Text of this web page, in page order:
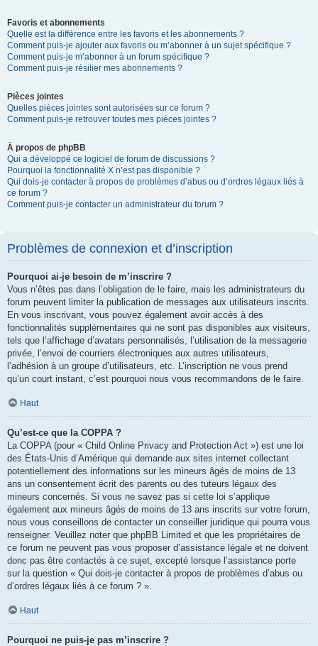
Favoris et abonnements
Quelle est la différence entre les favoris et les abonnements ?
Comment puis-je ajouter aux favoris ou m’abonner à un sujet spécifique ?
Comment puis-je m’abonner à un forum spécifique ?
Comment puis-je résilier mes abonnements ?
Pièces jointes
Quelles pièces jointes sont autorisées sur ce forum ?
Comment puis-je retrouver toutes mes pièces jointes ?
À propos de phpBB
Qui a développé ce logiciel de forum de discussions ?
Pourquoi la fonctionnalité X n’est pas disponible ?
Qui dois-je contacter à propos de problèmes d’abus ou d’ordres légaux liés à
ce forum ?
Comment puis-je contacter un administrateur du forum ?
Problèmes de connexion et d’inscription
Pourquoi ai-je besoin de m’inscrire ?
Vous n’êtes pas dans l’obligation de le faire, mais les administrateurs du
forum peuvent limiter la publication de messages aux utilisateurs inscrits.
En vous inscrivant, vous pouvez également avoir accès à des
fonctionnalités supplémentaires qui ne sont pas disponibles aux visiteurs,
tels que l’affichage d’avatars personnalisés, l’utilisation de la messagerie
privée, l’envoi de courriers électroniques aux autres utilisateurs,
l’adhésion à un groupe d’utilisateurs, etc. L’inscription ne vous prend
qu’un court instant, c’est pourquoi nous vous recommandons de le faire.
Haut
Qu’est-ce que la COPPA ?
La COPPA (pour « Child Online Privacy and Protection Act ») est une loi
des États-Unis d’Amérique qui demande aux sites internet collectant
potentiellement des informations sur les mineurs âgés de moins de 13
ans un consentement écrit des parents ou des tuteurs légaux des
mineurs concernés. Si vous ne savez pas si cette loi s’applique
également aux mineurs âgés de moins de 13 ans inscrits sur votre forum,
nous vous conseillons de contacter un conseiller juridique qui pourra vous
renseigner. Veuillez noter que phpBB Limited et que les propriétaires de
ce forum ne peuvent pas vous proposer d’assistance légale et ne doivent
donc pas être contactés à ce sujet, excepté lorsque l’assistance porte
sur la question « Qui dois-je contacter à propos de problèmes d’abus ou
d’ordres légaux liés à ce forum ? ».
Haut
Pourquoi ne puis-je pas m’inscrire ?